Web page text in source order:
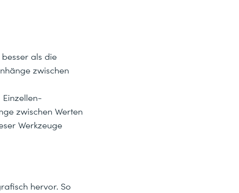
als die
zwischen
Einzellen-
zwischen Werten
Werkzeuge
hervor. So